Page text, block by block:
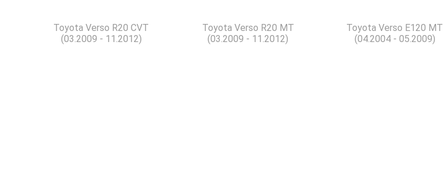
Toyota Verso R20 CVT
(03.2009 - 11.2012)
Toyota Verso R20 MT
(03.2009 - 11.2012)
Toyota Verso E120 MT
(04.2004 - 05.2009)